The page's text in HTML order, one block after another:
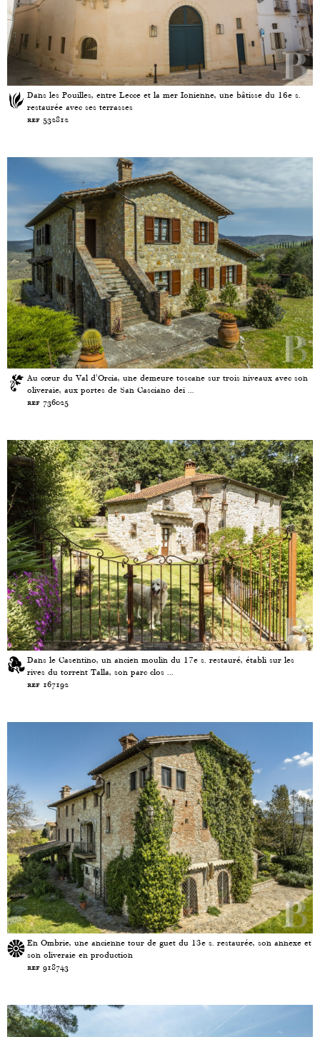
Dans les Pouilles, entre Lecce et la mer Ionienne, une bâtisse du 16e s.
restaurée avec ses terrasses
ref 532812
Au cœur du Val d'Orcia, une demeure toscane sur trois niveaux avec son
oliveraie, aux portes de San Casciano dei ...
ref 736025
Dans le Casentino, un ancien moulin du 17e s. restauré, établi sur les
rives du torrent Talla, son parc clos ...
ref 167192
En Ombrie, une ancienne tour de guet du 13e s. restaurée, son annexe et
son oliveraie en production
ref 918743